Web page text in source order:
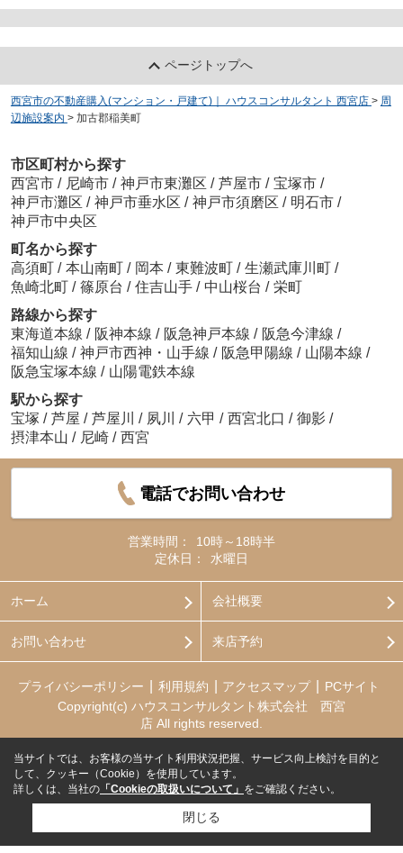
ページトップへ
西宮市の不動産購入(マンション・戸建て)｜ ハウスコンサルタント 西宮店 > 周
辺施設案内 > 加古郡稲美町
市区町村から探す
西宮市 / 尼崎市 / 神戸市東灘区 / 芦屋市 / 宝塚市 /
神戸市灘区 / 神戸市垂水区 / 神戸市須磨区 / 明石市 /
神戸市中央区
町名から探す
高須町 / 本山南町 / 岡本 / 東難波町 / 生瀬武庫川町 /
魚崎北町 / 篠原台 / 住吉山手 / 中山桜台 / 栄町
路線から探す
東海道本線 / 阪神本線 / 阪急神戸本線 / 阪急今津線 /
福知山線 / 神戸市西神・山手線 / 阪急甲陽線 / 山陽本線 /
阪急宝塚本線 / 山陽電鉄本線
駅から探す
宝塚 / 芦屋 / 芦屋川 / 夙川 / 六甲 / 西宮北口 / 御影 /
摂津本山 / 尼崎 / 西宮
電話でお問い合わせ
営業時間：
10時～18時半
定休日：
水曜日
ホーム 会社概要
お問い合わせ 来店予約
プライバシーポリシー 利用規約 アクセスマップ
PCサイト
Copyright(c) ハウスコンサルタント株式会社 西宮
店 All rights reserved.
当サイトでは、お客様の当サイト利用状況把握、サービス向上検討を目的と
して、クッキー（Cookie）を使用しています。
詳しくは、当社の 「Cookieの取扱いについて」 をご確認ください。
閉じる